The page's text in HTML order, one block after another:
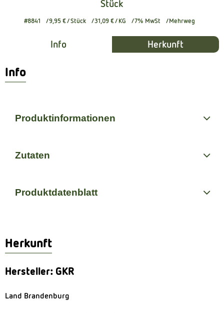
Stück
#8841 9,95 €/ Stück 31,09 €/ KG 7% MwSt Mehrweg
Info Herkunft
Info
Produktinformationen
Zutaten
Produktdatenblatt
Herkunft
Hersteller: GKR
Land Brandenburg